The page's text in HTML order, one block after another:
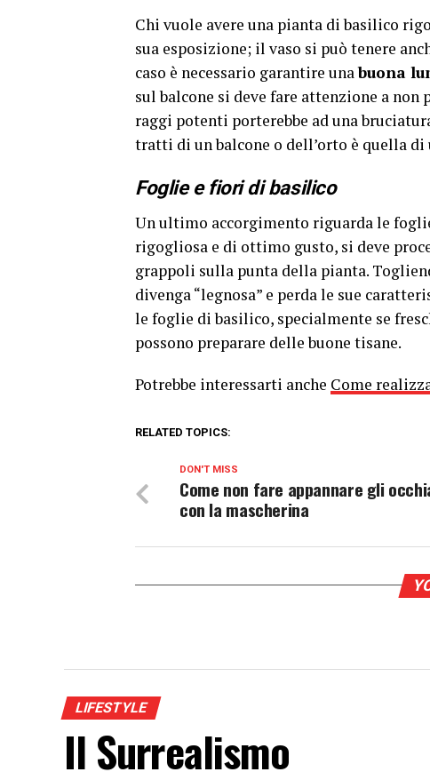
Chi vuole avere una pianta di basilico
sua esposizione; il vaso si può tenere
caso è necessario garantire unabuona
sul balcone si deve fare attenzione a
raggi potenti porterebbe ad una
tratti di un balcone o dell’orto è quella
Foglie e fiori di basilico
Un ultimo accorgimento riguarda le
rigogliosa e di ottimo gusto, si deve
grappoli sulla punta della pianta.
divenga “legnosa” e perda le sue
le foglie di basilico, specialmente se
possono preparare delle buone tisane.
Potrebbe interessarti anche Come
RELATED TOPICS:
DON'T MISS
Come non fare appannare gli
con la mascherina
LIFESTYLE
Il Surrealismo